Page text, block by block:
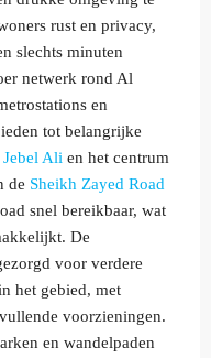
rust en privacy,
slechts minuten
netwerk rond Al
en
tot belangrijke
Jebel Ali en het centrum
de Sheikh Zayed Road
snel bereikbaar, wat
De
voor verdere
het gebied, met
voorzieningen.
en wandelpaden